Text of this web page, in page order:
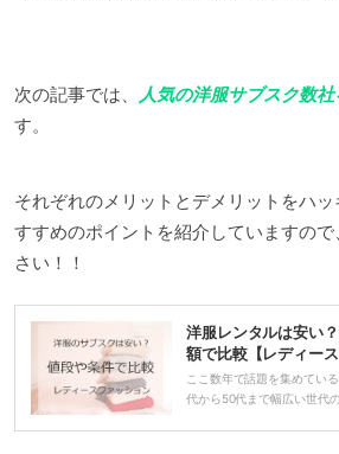
次の記事では、 人気の洋服サブスク数
す。
それぞれのメリットとデメリットをハ
すすめのポイントを紹介していますの
さい！！
洋服レンタルは安い
額で比較【レディース
ここ数年で話題を集めてい
代から50代まで幅広い世代